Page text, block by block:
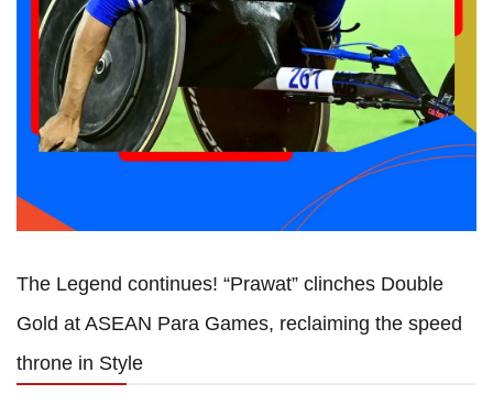
The Legend continues! “Prawat” clinches Double
Gold at ASEAN Para Games, reclaiming the speed
throne in Style